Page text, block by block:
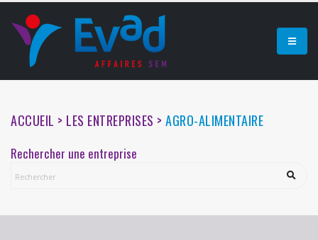
ACCUEIL > LES ENTREPRISES > AGRO-ALIMENTAIRE
Rechercher une entreprise